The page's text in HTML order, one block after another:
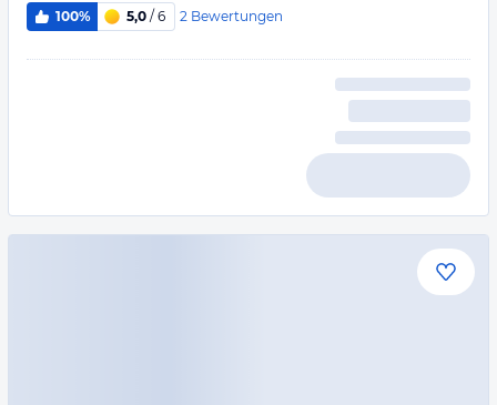
100% 5,0 / 6 2 Bewertungen